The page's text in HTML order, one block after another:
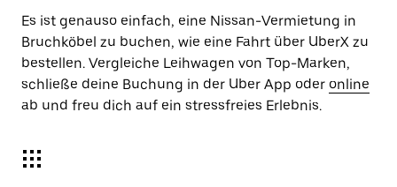
Es ist genauso einfach, eine Nissan-Vermietung in
Bruchköbel zu buchen, wie eine Fahrt über UberX zu
bestellen. Vergleiche Leihwagen von Top-Marken,
schließe deine Buchung in der Uber App oder online
ab und freu dich auf ein stressfreies Erlebnis.